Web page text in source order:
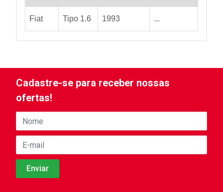
Fiat Tipo 1.6 1993 ...
Cadastre-se para receber nossas
ofertas!